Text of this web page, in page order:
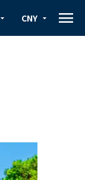
arrow_drop_down arrow_drop_down
CNY menu